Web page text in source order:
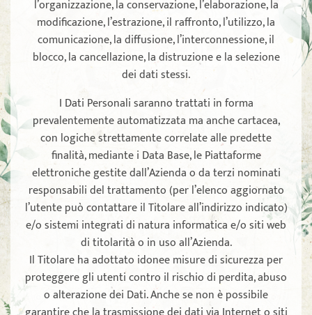
l’organizzazione, la conservazione, l’elaborazione, la
modificazione, l’estrazione, il raffronto, l’utilizzo, la
comunicazione, la diffusione, l’interconnessione, il
blocco, la cancellazione, la distruzione e la selezione
dei dati stessi.
I Dati Personali saranno trattati in forma
prevalentemente automatizzata ma anche cartacea,
con logiche strettamente correlate alle predette
finalità, mediante i Data Base, le Piattaforme
elettroniche gestite dall’Azienda o da terzi nominati
responsabili del trattamento (per l’elenco aggiornato
l’utente può contattare il Titolare all’indirizzo indicato)
e/o sistemi integrati di natura informatica e/o siti web
di titolarità o in uso all’Azienda.
Il Titolare ha adottato idonee misure di sicurezza per
proteggere gli utenti contro il rischio di perdita, abuso
o alterazione dei Dati. Anche se non è possibile